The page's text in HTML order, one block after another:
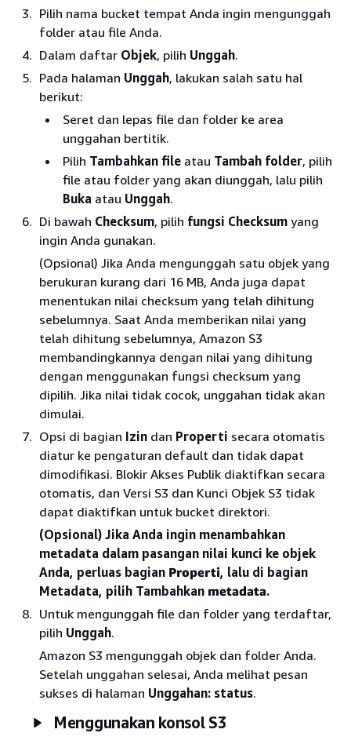
Pilih nama bucket tempat Anda ingin mengunggah
folder atau file Anda.
Dalam daftar Objek, pilih Unggah.
Pada halaman Unggah, lakukan salah satu hal
berikut:
Seret dan lepas file dan folder ke area
unggahan bertitik.
Pilih Tambahkan file atau Tambah folder, pilih
file atau folder yang akan diunggah, lalu pilih
Buka atau Unggah.
Di bawah Checksum, pilih fungsi Checksum yang
ingin Anda gunakan.
(Opsional) Jika Anda mengunggah satu objek yang
berukuran kurang dari 16 MB, Anda juga dapat
menentukan nilai checksum yang telah dihitung
sebelumnya. Saat Anda memberikan nilai yang
telah dihitung sebelumnya, Amazon S3
membandingkannya dengan nilai yang dihitung
dengan menggunakan fungsi checksum yang
dipilih. Jika nilai tidak cocok, unggahan tidak akan
dimulai.
Opsi di bagian Izin dan Properti secara otomatis
diatur ke pengaturan default dan tidak dapat
dimodifikasi. Blokir Akses Publik diaktifkan secara
otomatis, dan Versi S3 dan Kunci Objek S3 tidak
dapat diaktifkan untuk bucket direktori.
(Opsional) Jika Anda ingin menambahkan
metadata dalam pasangan nilai kunci ke objek
Anda, perluas bagian Properti, lalu di bagian
Metadata, pilih Tambahkan metadata.
Untuk mengunggah file dan folder yang terdaftar,
pilih Unggah.
Amazon S3 mengunggah objek dan folder Anda.
Setelah unggahan selesai, Anda melihat pesan
sukses di halaman Unggahan: status.
Menggunakan konsol S3